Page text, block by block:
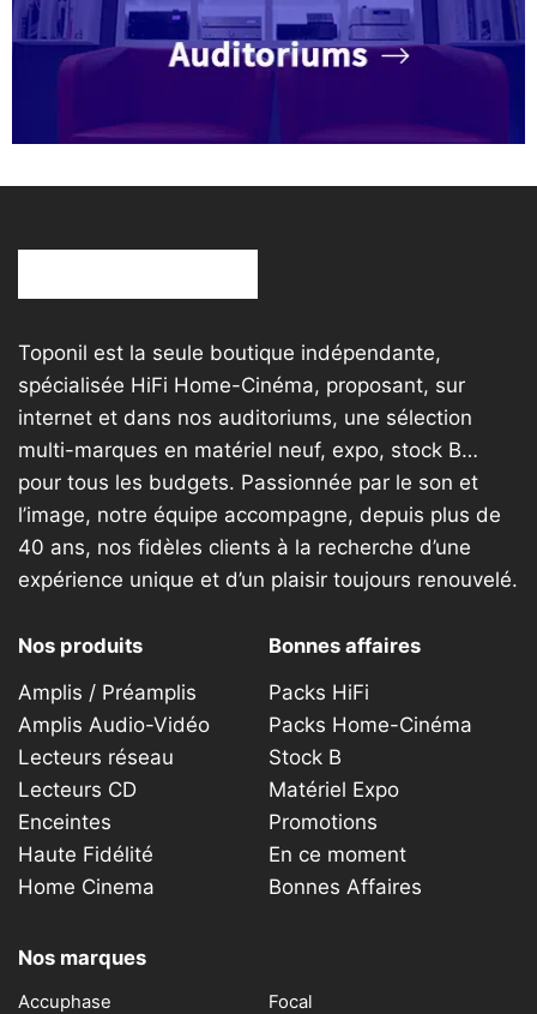
Toponil est la seule boutique indépendante,
spécialisée HiFi Home-Cinéma, proposant, sur
internet et dans nos auditoriums, une sélection
multi-marques en matériel neuf, expo, stock B…
pour tous les budgets. Passionnée par le son et
l’image, notre équipe accompagne, depuis plus de
40 ans, nos fidèles clients à la recherche d’une
expérience unique et d’un plaisir toujours renouvelé.
Nos produits
Amplis / Préamplis
Amplis Audio-Vidéo
Lecteurs réseau
Lecteurs CD
Enceintes
Haute Fidélité
Home Cinema
Bonnes affaires
Packs HiFi
Packs Home-Cinéma
Stock B
Matériel Expo
Promotions
En ce moment
Bonnes Affaires
Nos marques
Accuphase
Focal